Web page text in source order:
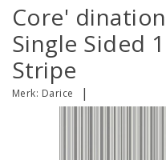
Core'
Single Sided
Stripe
Merk: Darice |